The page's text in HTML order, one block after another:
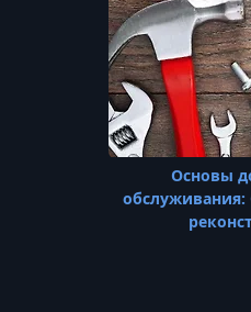
Основы